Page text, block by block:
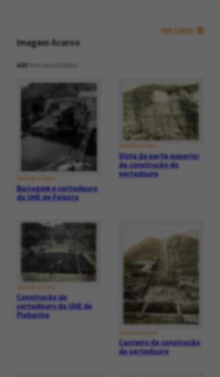
Imagem Acervo
433itens encontrados
VER TODOS
IMAGEM ACERVO
Barragem e vertedouro
da UHE de Peixoto
IMAGEM ACERVO
Vista da parte superior
da construção do
vertedouro
IMAGEM ACERVO
Construção do
vertedouro da UHE de
Piabanha
IMAGEM ACERVO
Canteiro da construção
do vertedouro